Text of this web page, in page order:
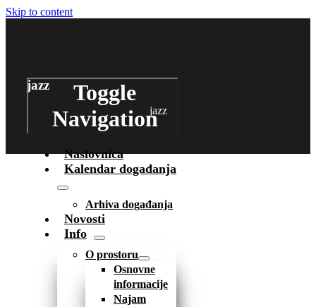
Skip to content
Toggle
Navigation
Naslovnica
Kalendar događanja
Arhiva događanja
Novosti
Info
O prostoru
Osnovne
informacije
Najam
jazz
jazz